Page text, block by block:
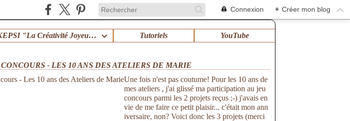
Connexion + Créer mon blog
KEPSI "La Créativité Joyeuse en Famille" ! Tutoriels YouTube
- LES 10 ANS DES ATELIERS DE MARIE
Une fois n'est pas coutume! Pour les 10 ans de
mes ateliers , j'ai glissé ma participation au jeu
concours parmi les 2 projets reçus ;-) j'avais en
vie de me faire ce petit plaisir... c'était mon ann
iversaire, non? Voici donc les 3 projets (merci